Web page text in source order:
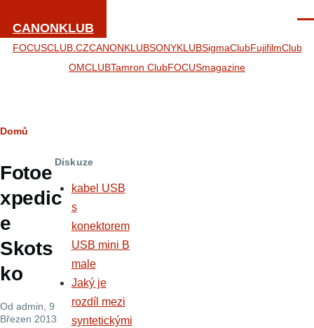
CANONKLUB
FOCUSCLUB.CZCANONKLUBSONYKLUBSigmaClubFujifilmClub
OMCLUBTamron ClubFOCUSmagazine
Drobečková
navigace
Domů
Fotoe
xpedic
e
Skots
ko
Od admin , 9
Březen 2013
Diskuze
kabel USB
s
konektorem
USB mini B
male
Jaký je
rozdíl mezi
syntetickými